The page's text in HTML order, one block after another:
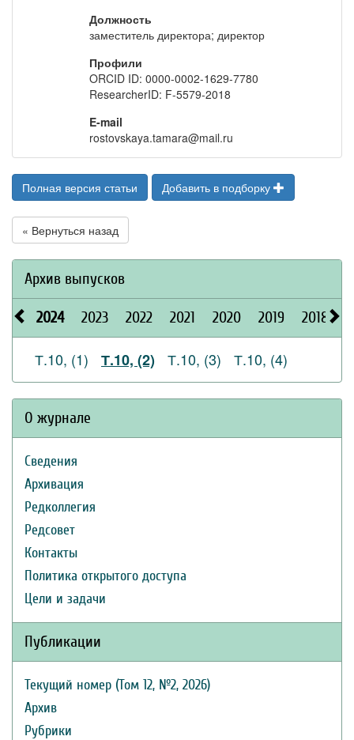
Должность
заместитель директора; директор
Профили
ORCID ID: 0000-0002-1629-7780
ResearcherID: F-5579-2018
E-mail
rostovskaya.tamara@mail.ru
Полная версия статьи Добавить в подборку
« Вернуться назад
Архив выпусков
2024 2023 2022 2021 2020 2019 2018
Т.10, (1) Т.10, (2) Т.10, (3) Т.10, (4)
О журнале
Сведения
Архивация
Редколлегия
Редсовет
Контакты
Политика открытого доступа
Цели и задачи
Публикации
Текущий номер (Том 12, №2, 2026)
Архив
Рубрики